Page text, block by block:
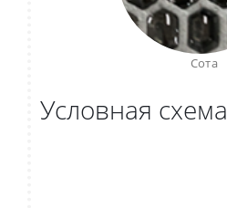
Сота
Условная схема